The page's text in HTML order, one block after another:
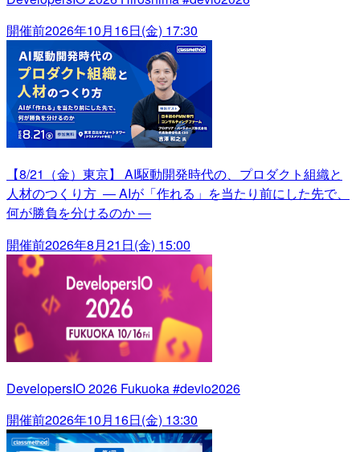
開催前2026年10月16日(金) 17:30
【8/21（金）東京】 AI駆動開発時代の、プロダクト組織と
人材のつくり方 ― AIが「作れる」を当たり前にした先で、
何が勝負を分けるのか ―
開催前2026年8月21日(金) 15:00
DevelopersIO 2026 Fukuoka #devio2026
開催前2026年10月16日(金) 13:30